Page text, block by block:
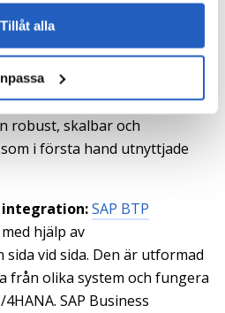
Tillåt alla
orderhanteringssystem.
robust, skalbar och
i första hand utnyttjade
SAP BTP
hjälp av
vid sida. Den är utformad
från olika system och fungera
SAP Business